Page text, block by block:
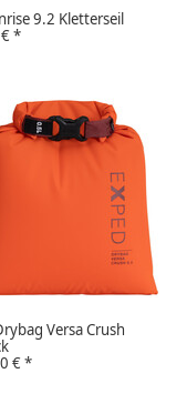
9.2 Kletterseil
*
Versa Crush
€*